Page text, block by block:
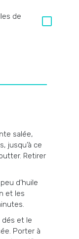
de
salée,
jusqu’à ce
Retirer
d’huile
et les
et le
Porter à